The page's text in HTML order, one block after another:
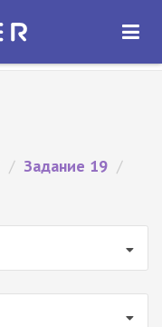
ОТКРЫТЬ
/ Задание 19 /